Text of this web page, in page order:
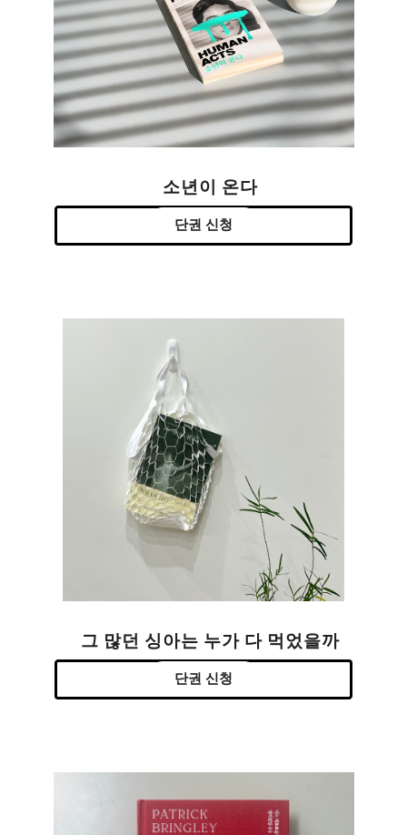
소년이 온다
단권 신청
그 많던 싱아는 누가 다 먹었을까
단권 신청